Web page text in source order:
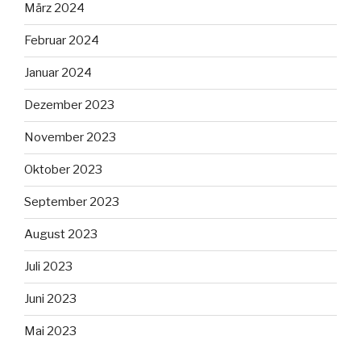
März 2024
Februar 2024
Januar 2024
Dezember 2023
November 2023
Oktober 2023
September 2023
August 2023
Juli 2023
Juni 2023
Mai 2023